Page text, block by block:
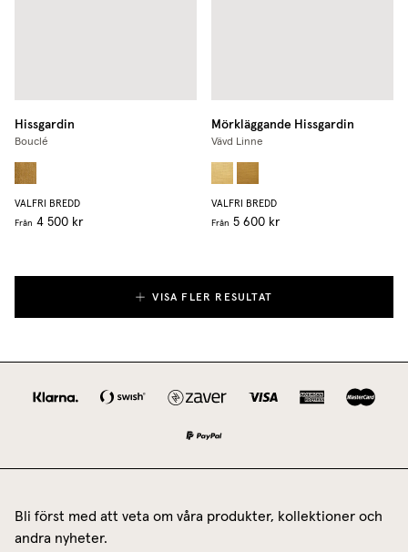
Hissgardin
Bouclé
VALFRI BREDD
Från 4 500 kr
Mörkläggande Hissgardin
Vävd Linne
VALFRI BREDD
Från 5 600 kr
VISA FLER RESULTAT
Bli först med att veta om våra produkter, kollektioner och
andra nyheter.